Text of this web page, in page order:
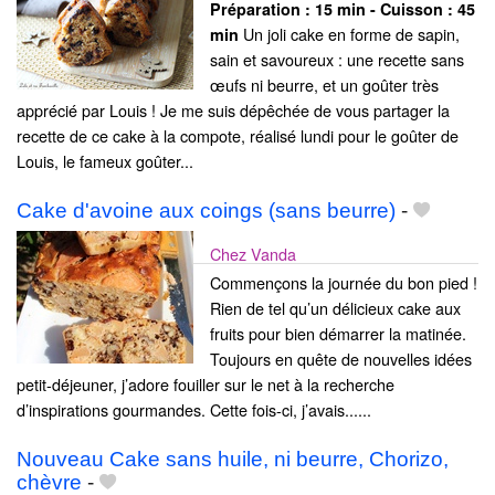
Préparation : 15 min - Cuisson : 45
min Un joli cake en forme de sapin,
sain et savoureux : une recette sans
œufs ni beurre, et un goûter très
apprécié par Louis ! Je me suis dépêchée de vous partager la
recette de ce cake à la compote, réalisé lundi pour le goûter de
Louis, le fameux goûter...
Cake d'avoine aux coings (sans beurre) -
Chez Vanda
Commençons la journée du bon pied !
Rien de tel qu’un délicieux cake aux
fruits pour bien démarrer la matinée.
Toujours en quête de nouvelles idées
petit-déjeuner, j’adore fouiller sur le net à la recherche
d’inspirations gourmandes. Cette fois-ci, j’avais......
Nouveau Cake sans huile, ni beurre, Chorizo,
chèvre -